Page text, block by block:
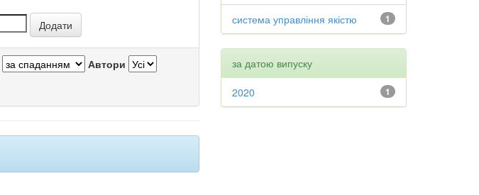
Автори
1
система управління якістю
за датою випуску
1
2020